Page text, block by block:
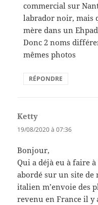
commercial sur
labrador noir, mais
mère dans un
Donc 2 noms
mêmes photos
RÉPONDRE
Ketty
19/08/2020 à 07:36
Bonjour,
Qui a déjà eu à faire
abordé sur un site de
italien m’envoie des
revenu en France il y